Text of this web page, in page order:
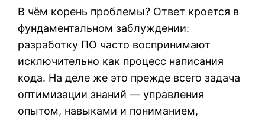
В чём корень проблемы? Ответ кроется в
фундаментальном заблуждении:
разработку ПО часто воспринимают
исключительно как процесс написания
кода. На деле же это прежде всего задача
оптимизации знаний — управления
опытом, навыками и пониманием,